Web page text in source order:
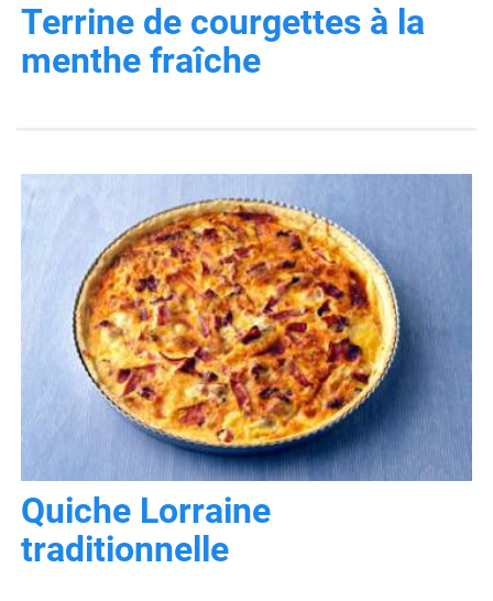
Terrine de courgettes à la
menthe fraîche
Quiche Lorraine
traditionnelle